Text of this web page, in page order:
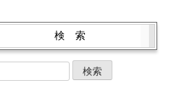
1月 (2)
1月 (2)
2月 (2)
1月 (2)
6月 (2)
6月 (1)
9月 (1)
7月 (1)
6月 (4)
11月 (2)
9月 (5)
検 索